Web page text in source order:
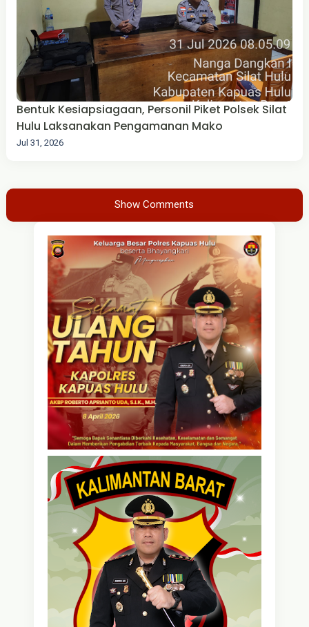
Bentuk Kesiapsiagaan, Personil Piket Polsek Silat
Hulu Laksanakan Pengamanan Mako
Jul 31, 2026
Show Comments